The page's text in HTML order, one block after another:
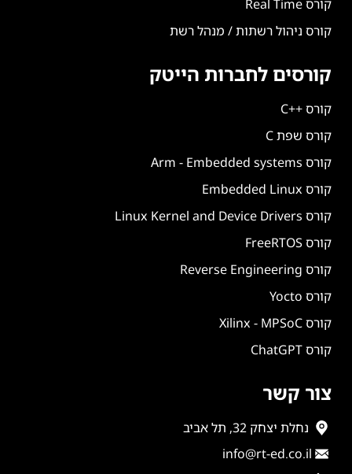
קורס Real Time
קורס ניהול רשתות / מנהל רשת
קורסים לחברות הייטק
קורס ++C
קורס שפת C
קורס Arm - Embedded systems
קורס Embedded Linux
קורס Linux Kernel and Device Drivers
קורס FreeRTOS
קורס Reverse Engineering
קורס Yocto
קורס Xilinx - MPSoC
קורס ChatGPT
צור קשר
נחלת יצחק 32, תל אביב
info@rt-ed.co.il